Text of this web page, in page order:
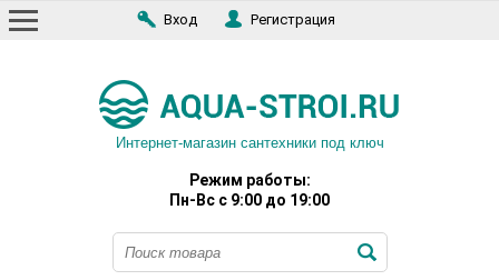
Вход Регистрация
Интернет-магазин сантехники под ключ
Режим работы:
Пн-Вс с 9:00 до 19:00